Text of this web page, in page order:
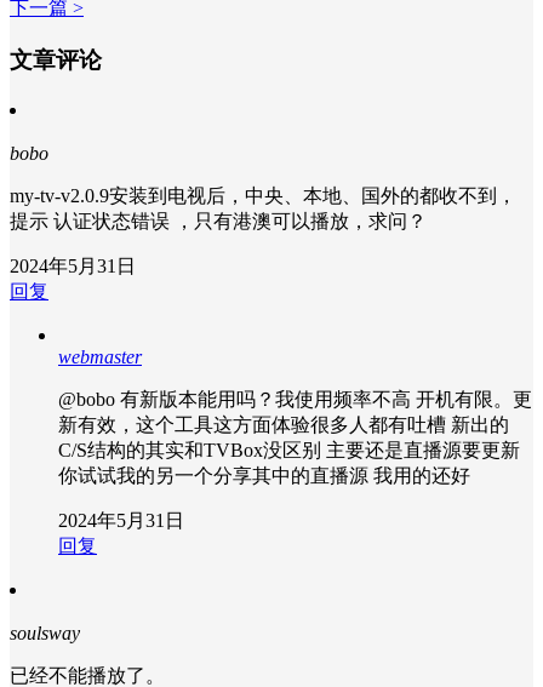
下一篇 >
文章评论
bobo
my-tv-v2.0.9安装到电视后，中央、本地、国外的都收不到，
提示 认证状态错误 ，只有港澳可以播放，求问？
2024年5月31日
回复
webmaster
@bobo 有新版本能用吗？我使用频率不高 开机有限。更
新有效，这个工具这方面体验很多人都有吐槽 新出的
C/S结构的其实和TVBox没区别 主要还是直播源要更新
你试试我的另一个分享其中的直播源 我用的还好
2024年5月31日
回复
soulsway
已经不能播放了。